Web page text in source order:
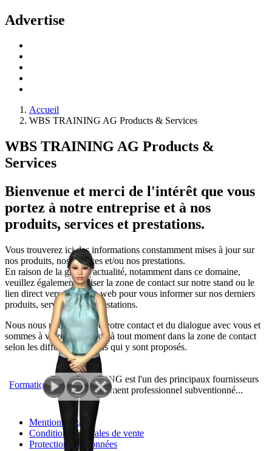
Advertise
Accueil
WBS TRAINING AG Products & Services
WBS TRAINING AG Products &
Services
Bienvenue et merci de l'intérêt que vous
portez à notre entreprise et à nos
produits, services et prestations.
Vous trouverez ici des informations constamment mises à jour sur
nos produits, nos services et/ou nos prestations.
En raison de la grande actualité, notamment dans ce domaine,
veuillez également utiliser la zone de contact sur notre stand ou le
lien direct vers notre site web pour vous informer sur nos derniers
produits, services et/ou prestations.
Nous nous réjouissons de votre contact et du dialogue avec vous et
sommes à votre disposition à tout moment dans la zone de contact
selon les différents moyens qui y sont proposés.
Formation
WBS TRAINING est l'un des principaux fournisseurs
de perfectionnement professionnel subventionné...
Mentions légales
Conditions générales de vente
Protection des données